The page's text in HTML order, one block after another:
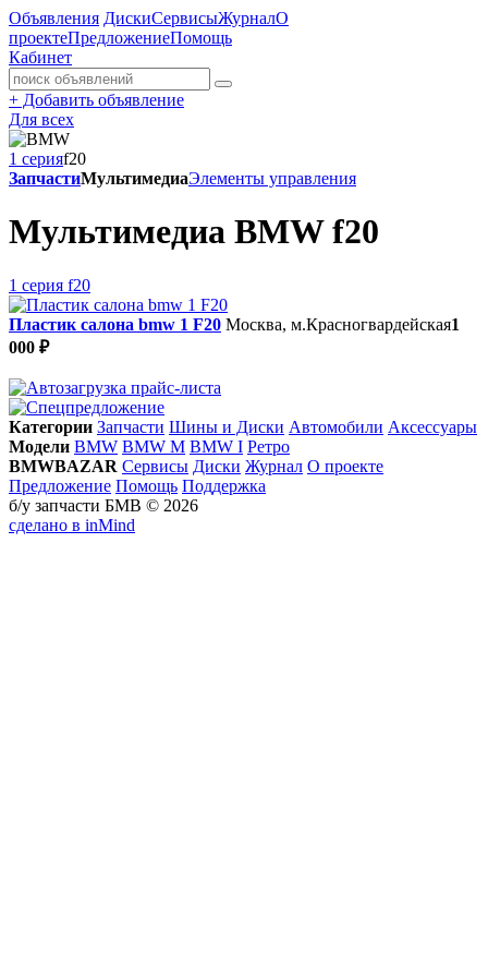
Объявления ДискиСервисыЖурналО
проектеПредложениеПомощь
Кабинет
+ Добавить объявление
Для всех
1 серияf20
ЗапчастиМультимедиаЭлементы управления
Мультимедиа BMW f20
1 серия f20
Пластик салона bmw 1 F20 Москва, м.Красногвардейская1
000 ₽
Категории Запчасти Шины и Диски Автомобили Аксессуары
Модели BMW BMW M BMW I Ретро
BMWBAZAR Сервисы Диски Журнал О проекте
Предложение Помощь Поддержка
б/у запчасти БМВ © 2026
сделано в inMind